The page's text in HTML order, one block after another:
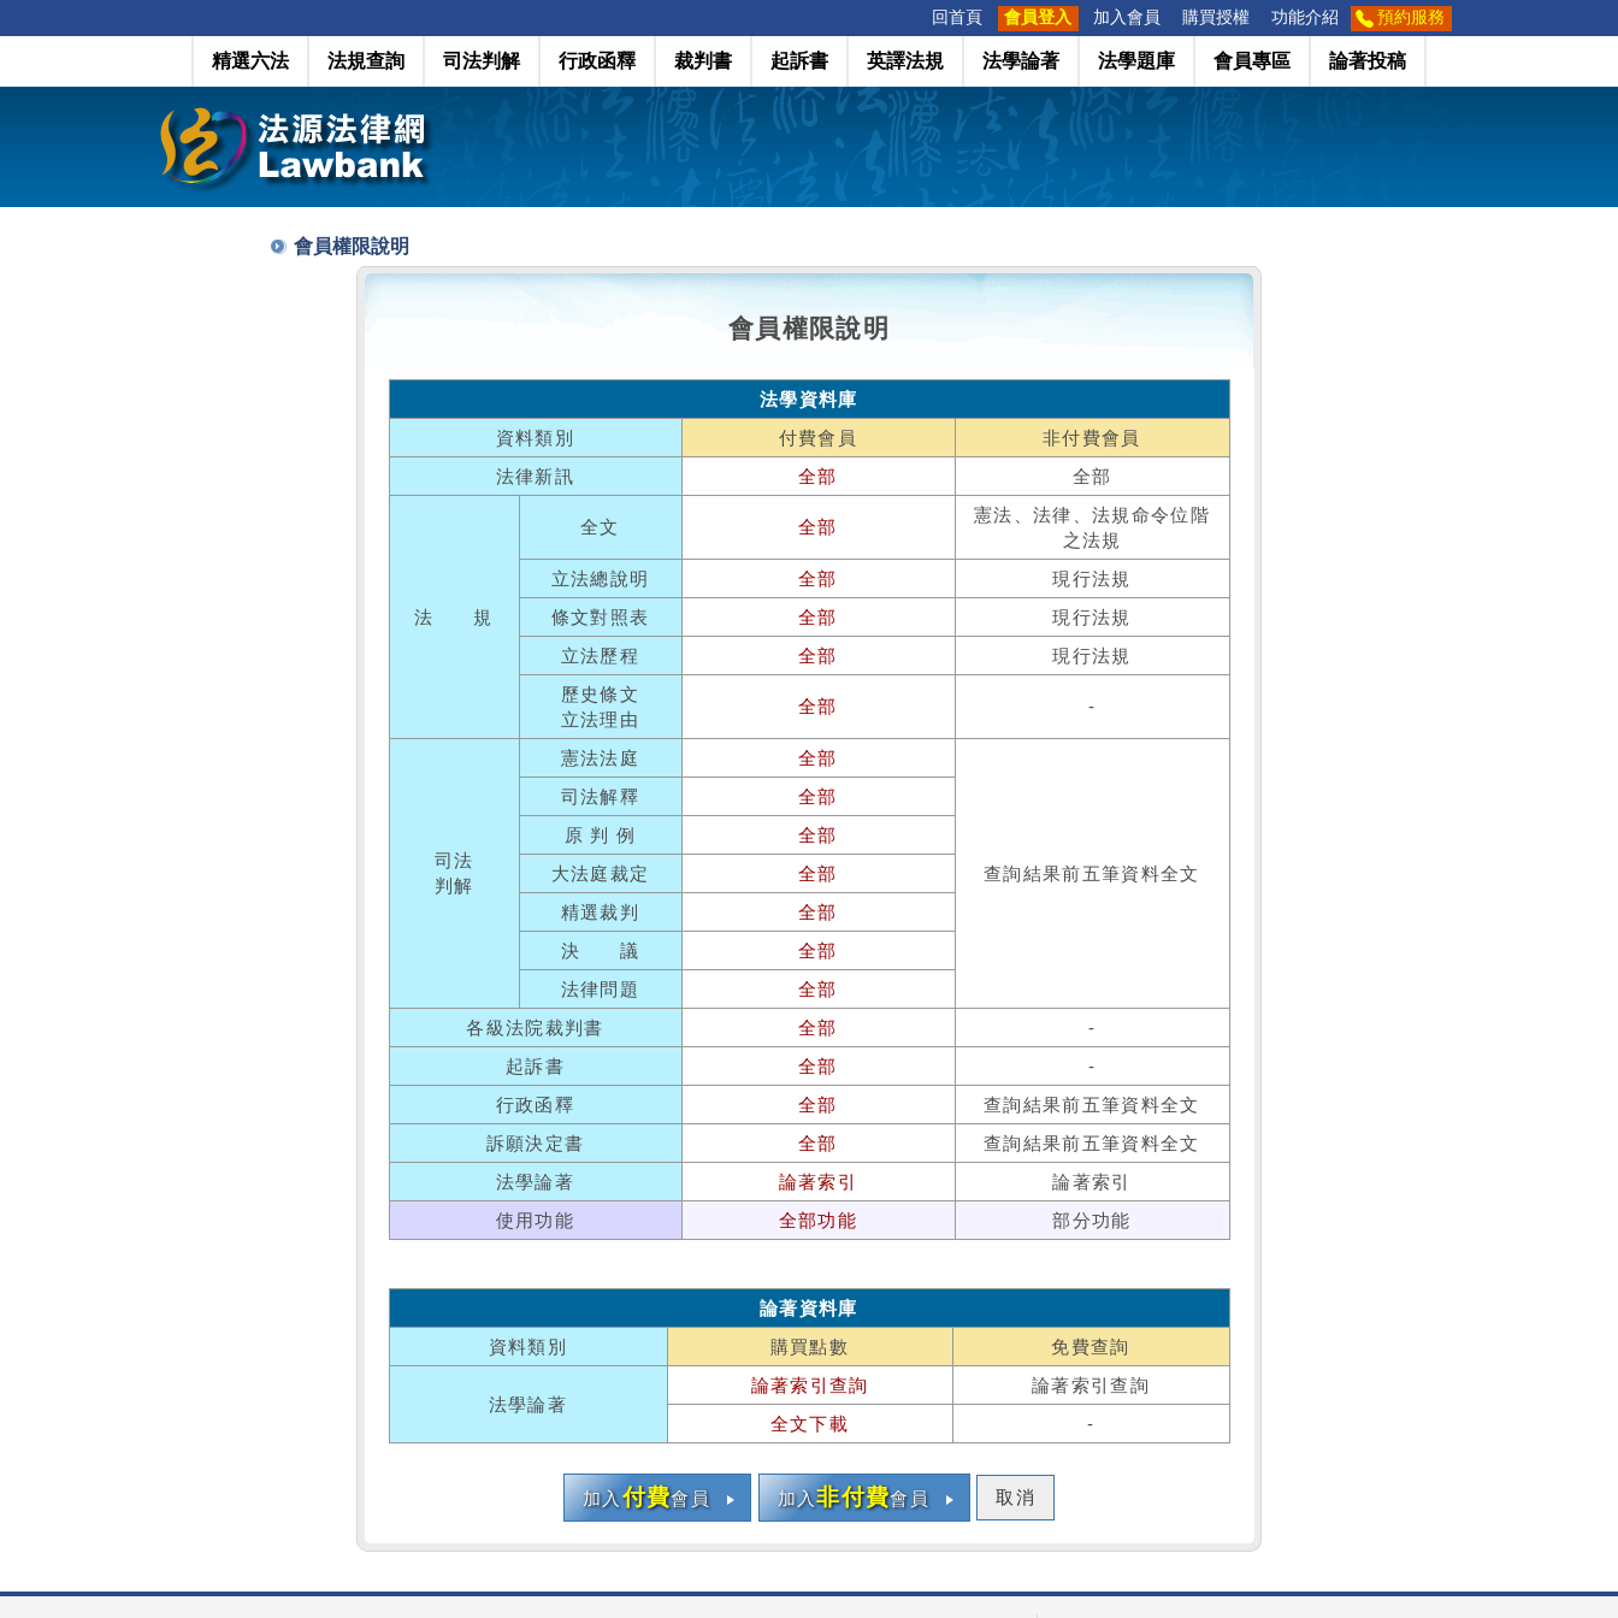
回首頁 會員登入 加入會員 購買授權 功能介紹 預約服務
精選六法 法規查詢 司法判解 行政函釋 裁判書 起訴書 英譯法規 法學論著 法學題庫 會員專區 論著投稿
會員權限說明
會員權限說明
法學資料庫
資料類別
付費會員
非付費會員
法律新訊
全部 全部
法 規
全文 全部
憲法、法律、法規命令位階
之法規
立法總說明
全部
現行法規
條文對照表
全部
現行法規
立法歷程
全部
現行法規
歷史條文
立法理由
全部 -
司法
判解
憲法法庭 全部
查詢結果前五筆資料全文
司法解釋
全部
原 判 例
全部
大法庭裁定
全部
精選裁判
全部
決 議
全部
法律問題
全部
各級法院裁判書
全部
-
起訴書
全部
-
行政函釋
全部
查詢結果前五筆資料全文
訴願決定書
全部
查詢結果前五筆資料全文
法學論著
論著索引
論著索引
使用功能
全部功能 部分功能
論著資料庫
資料類別
購買點數 免費查詢
法學論著
論著索引查詢
論著索引查詢
全文下載
-
加入付費會員 加入非付費會員 取消